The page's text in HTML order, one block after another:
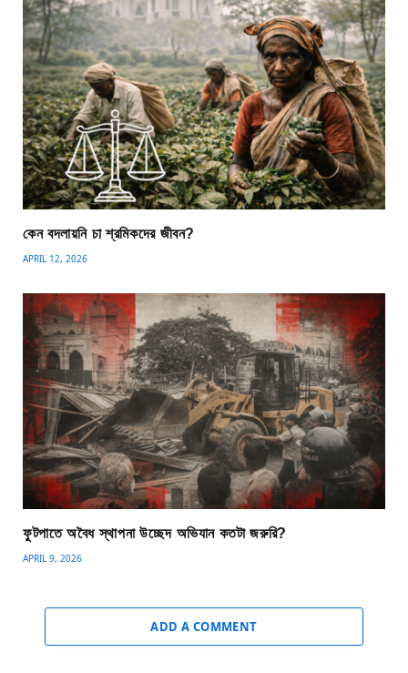
কেন বদলায়নি চা শ্রমিকদের জীবন?
APRIL 12, 2026
ফুটপাতে অবৈধ স্থাপনা উচ্ছেদ অভিযান কতটা জরুরি?
APRIL 9, 2026
ADD A COMMENT